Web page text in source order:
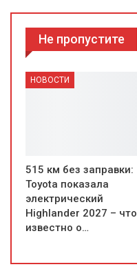
Не пропустите
НОВОСТИ
515 км без заправки:
Toyota показала
электрический
Highlander 2027 – что
известно о…